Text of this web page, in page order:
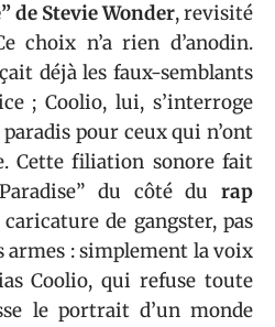
de Stevie Wonder, revisité
choix n’a rien d’anodin.
déjà les faux-semblants
; Coolio, lui, s’interroge
pour ceux qui n’ont
Cette filiation sonore fait
Paradise” du côté du rap
de gangster, pas
armes : simplement la voix
Coolio, qui refuse toute
le portrait d’un monde